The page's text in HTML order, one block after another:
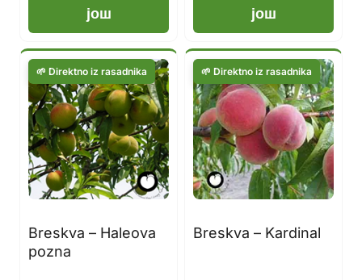
још
још
Breskva – Haleova
pozna
Breskva – Kardinal